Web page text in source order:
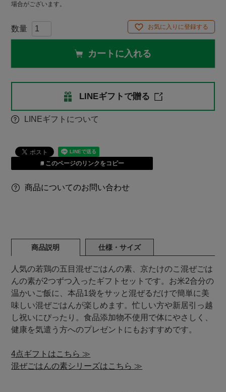
場合がございます。
お気に入りに登録する
カートに入れる
LINEギフトで贈る
LINEギフトについて
このページのリンクをコピー
商品についてのお問い合わせ
商品説明 仕様・サイズ
人気の若鶏の五目混ぜごはんの素、京たけのこ混ぜごは
んの素が2つずつ入ったギフトセットです。お米2合分の
温かいご飯に、本品1袋をサッと混ぜるだけで簡単に美
味しい混ぜごはんが楽しめます。忙しい方や新居引っ越
し祝いにぴったり。食品添加物不使用で体にやさしく、
健康を気遣う方へのプレゼントにもおすすめです。
4点ギフトはこちら ≫
混ぜごはんの素シリーズはこちら ≫